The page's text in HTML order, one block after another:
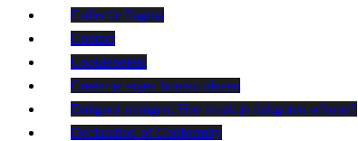
Collectie Pagina
Contact
Cookiebeleid
Creëer je eigen houten ideeën
Dakgoot reinigen: Hoe maak je dakgoten schoon?
Declaration of Conformity